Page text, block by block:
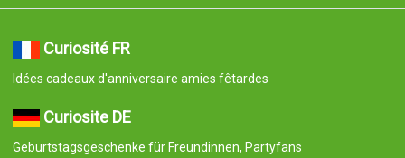
Curiosité FR
Idées cadeaux d'anniversaire amies fêtardes
Curiosite DE
Geburtstagsgeschenke für Freundinnen, Partyfans